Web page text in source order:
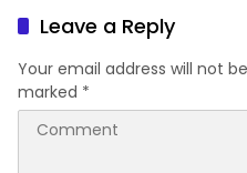
Leave a Reply
Your email address will not
marked *